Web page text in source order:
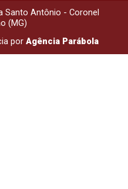
Santo Antônio - Coronel
(MG)
por Agência Parábola